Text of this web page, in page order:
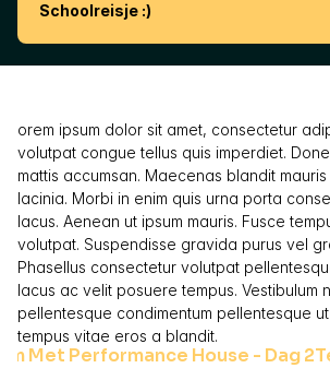
Schoolreisje :)
orem ipsum dolor sit amet, consectetur
volutpat congue tellus quis imperdiet.
mattis accumsan. Maecenas blandit mauris
lacinia. Morbi in enim quis urna porta
lacus. Aenean ut ipsum mauris. Fusce
volutpat. Suspendisse gravida purus vel
Phasellus consectetur volutpat
lacus ac velit posuere tempus. Vestibulum
pellentesque condimentum pellentesque
tempus vitae eros a blandit.
Met Performance House - Dag 2